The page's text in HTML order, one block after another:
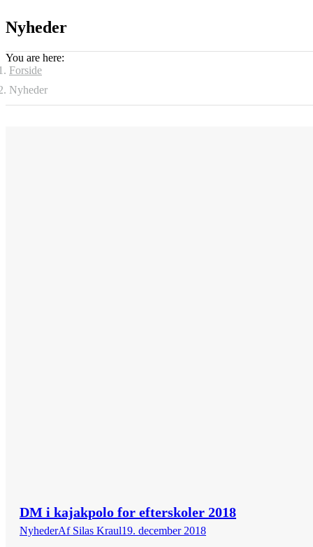
Nyheder
You are here:
Forside
Nyheder
DM i kajakpolo for efterskoler 2018
NyhederAf Silas Kraul19. december 2018